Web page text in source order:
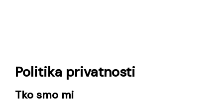
Politika privatnosti
Tko smo mi